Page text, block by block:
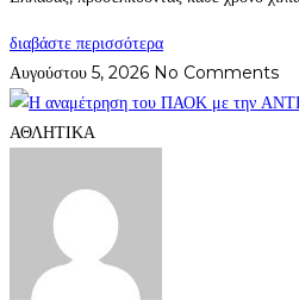
διαβάστε περισσότερα
Αυγούστου 5, 2026 No Comments
ΑΘΛΗΤΙΚΑ